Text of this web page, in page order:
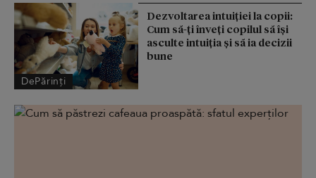
DePărinți
Dezvoltarea intuiției la copii:
Cum să-ți înveți copilul să își
asculte intuiția și să ia decizii
bune